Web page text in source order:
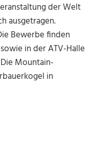
der Welt
ausgetragen.
Bewerbe finden
in der ATV-Halle
Mountain-
in